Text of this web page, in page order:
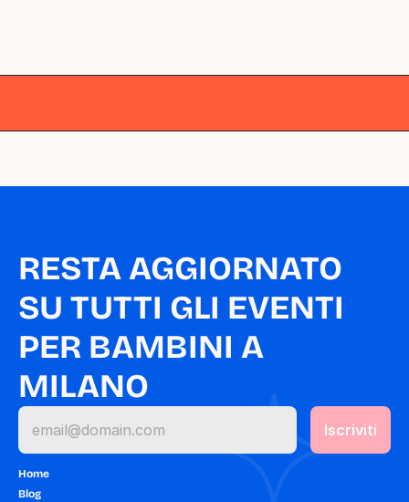
RESTA AGGIORNATO
SU TUTTI GLI EVENTI
PER BAMBINI A
MILANO
Home
Blog